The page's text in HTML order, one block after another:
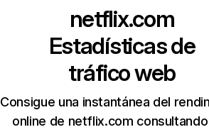
netflix.com
Estadísticas de
tráfico web
Consigue una instantánea del
online de netflix.com